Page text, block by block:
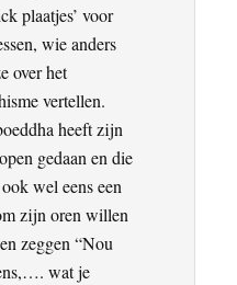
plaatjes’ voor
wie anders
over het
vertellen.
heeft zijn
gedaan en die
wel eens een
zijn oren willen
zeggen “Nou
wat je